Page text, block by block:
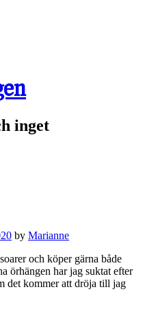
inget
by Marianne
och köper gärna både
örhängen har jag suktat efter
det kommer att dröja till jag